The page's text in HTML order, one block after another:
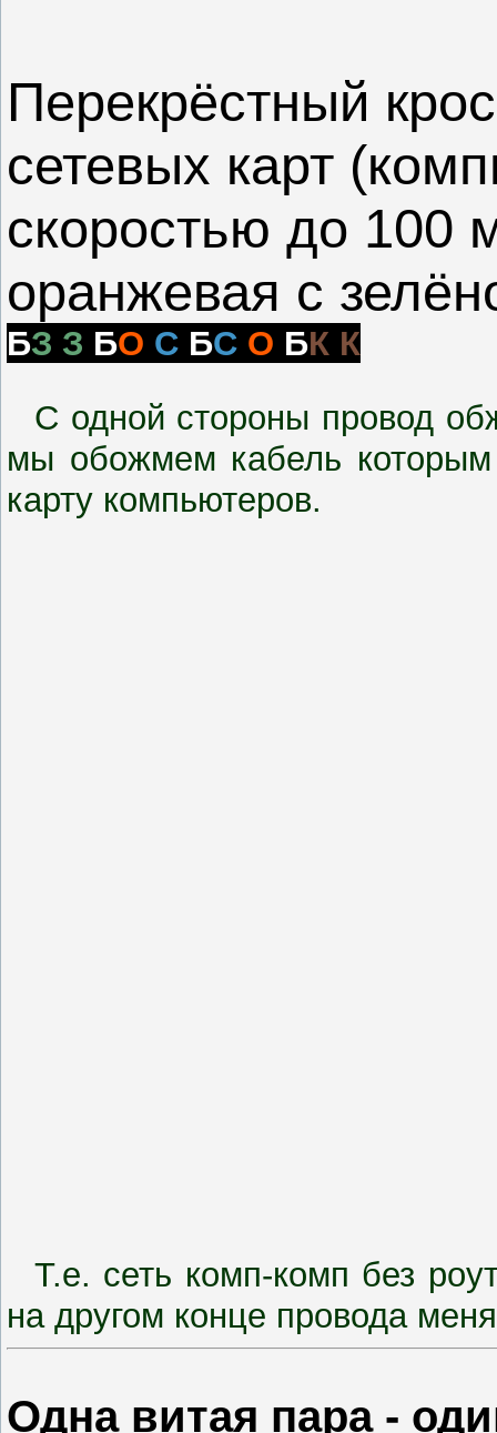
Перекрёстный
сетевых карт
скоростью до 100
оранжевая с
БЗ З БО С БС О БК К
С одной стороны провод
мы обожмем кабель которым
карту компьютеров.
Т.е. сеть комп-комп без
на другом конце провода
Одна витая пара -